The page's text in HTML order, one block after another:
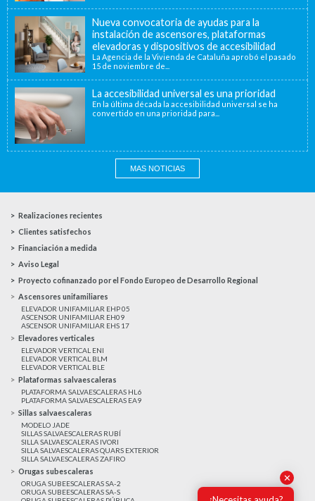
Nueva convocatoria de ayudas para la
instalación de ascensores, plataformas
elevadoras y dispositivos de accesibilidad
La Agencia de la Vivienda de Cataluña aprobó el pasado
15 de noviembre de...
La accesibilidad universal es una prioridad
En la última década la accesibilidad universal se ha
convertido en una prioridad para...
MAS NOTICIAS
Realizaciones recientes
Clientes satisfechos
Financiación a medida
Aviso Legal
Proyecto cofinanzado por el Fondo Europeo de Desarrollo Regional
Ascensores unifamiliares
ELEVADOR UNIFAMILIAR EHP 05
ASCENSOR UNIFAMILIAR EH09
ASCENSOR UNIFAMILIAR EHS 17
Elevadores verticales
ELEVADOR VERTICAL ENI
ELEVADOR VERTICAL BLM
ELEVADOR VERTICAL BLE
Plataformas salvaescaleras
PLATAFORMA SALVAESCALERAS HL6
PLATAFORMA SALVAESCALERAS EA9
Sillas salvaescaleras
MODELO JADE
SILLAS SALVAESCALERAS RUBÍ
SILLA SALVAESCALERAS IVORI
SILLA SALVAESCALERAS QUARS EXTERIOR
SILLA SALVAESCALERAS ZAFIRO
Orugas subescaleras
ORUGA SUBEESCALERAS SA-2
ORUGA SUBEESCALERAS SA-S
✕